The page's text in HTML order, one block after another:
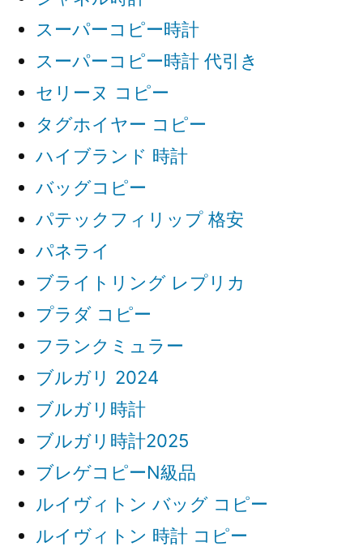
スーパーコピー時計
スーパーコピー時計 代引き
セリーヌ コピー
タグホイヤー コピー
ハイブランド 時計
バッグコピー
パテックフィリップ 格安
パネライ
ブライトリング レプリカ
プラダ コピー
フランクミュラー
ブルガリ 2024
ブルガリ時計
ブルガリ時計2025
ブレゲコピーN級品
ルイヴィトン バッグ コピー
ルイヴィトン 時計 コピー